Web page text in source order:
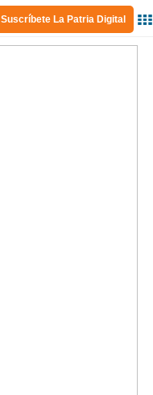
Suscríbete La Patria Digital